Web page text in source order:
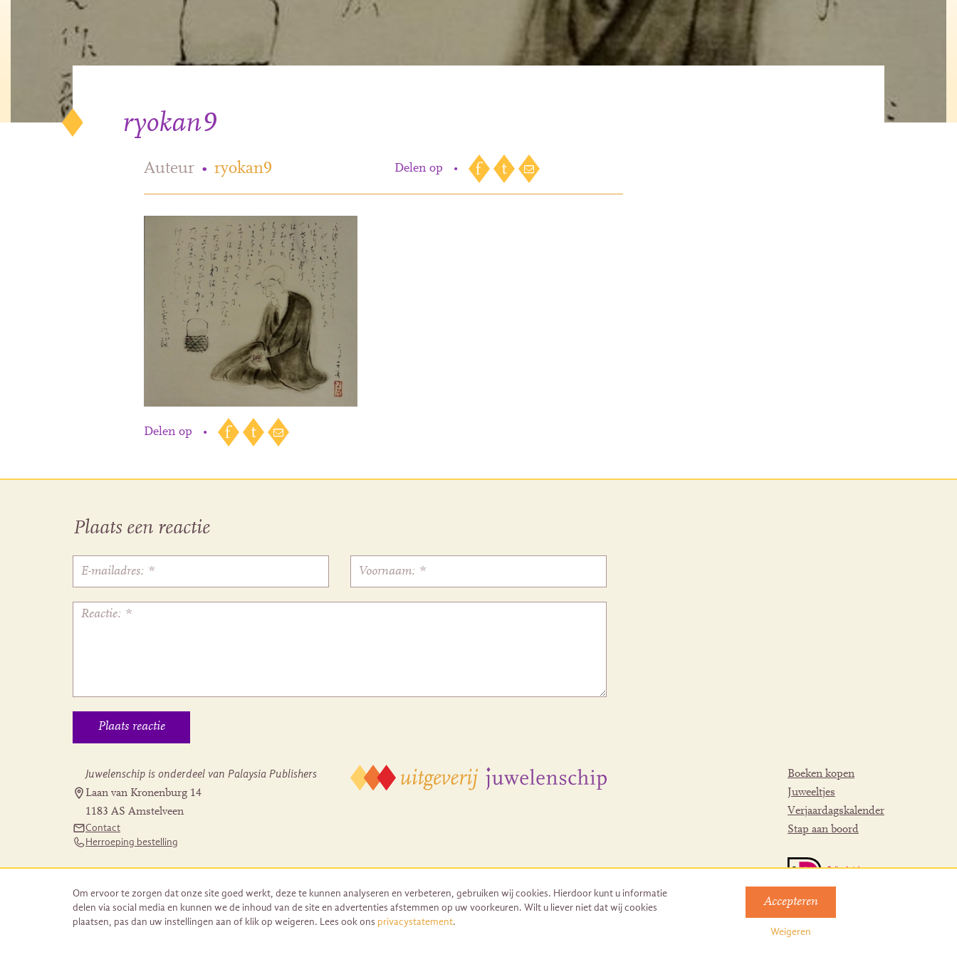
ryokan9
Auteur • ryokan9 Delen op •
Delen op •
Plaats een reactie
Juwelenschip is onderdeel van Palaysia Publishers
Laan van Kronenburg 14
1183 AS Amstelveen
Contact
Herroeping bestelling
Boeken kopen
Juweeltjes
Verjaardagskalender
Stap aan boord
© 2026 Uitgeverij Juwelenschip. Duurzaam ontwikkeld door Go2People
Om ervoor te zorgen dat onze site goed werkt, deze te kunnen analyseren en verbeteren, gebruiken wij cookies. Hierdoor kunt u informatie
delen via social media en kunnen we de inhoud van de site en advertenties afstemmen op uw voorkeuren. Wilt u liever niet dat wij cookies
plaatsen, pas dan uw instellingen aan of klik op weigeren. Lees ook ons privacystatement.
Accepteren
Weigeren